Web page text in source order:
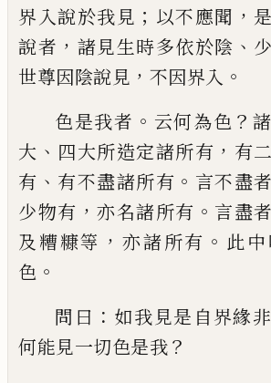
界入說於我見 ； 以不應聞 ，
說者 ， 諸見生時多依於陰 、 少
世尊因陰說見 ， 不因界入 。
色是我者 。 云何為色 ？
大 、 四大所造定諸所有 ， 有
有 、 有不盡諸所有 。 言不盡者
少物有 ，亦名諸所有 。 言盡者
及糟糠等 ， 亦諸所有 。 此
色 。
問曰 ： 如我見是 自界緣
何能見一切色是我？